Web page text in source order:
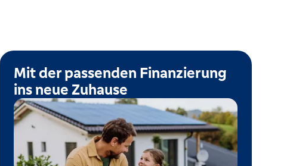
Mit der passenden Finanzierung
ins neue Zuhause